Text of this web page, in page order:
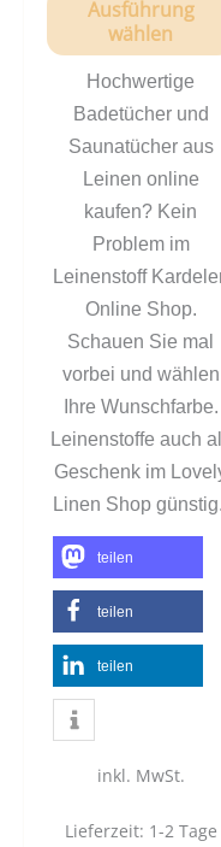
Ausführung
wählen
Hochwertige
Badetücher und
Saunatücher aus
Leinen online
kaufen? Kein
Problem im
Leinenstoff
Online Shop.
Schauen Sie mal
vorbei und wählen
Ihre Wunschfarbe.
Leinenstoffe auch
Geschenk im
Linen Shop günstig.
teilen
teilen
teilen
inkl. MwSt.
Lieferzeit: 1-2 Tage